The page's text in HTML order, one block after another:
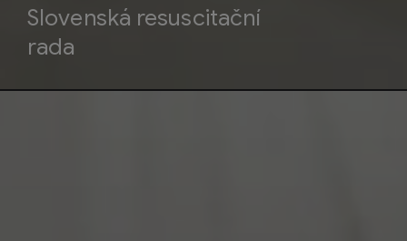
Slovenská resuscitační
rada